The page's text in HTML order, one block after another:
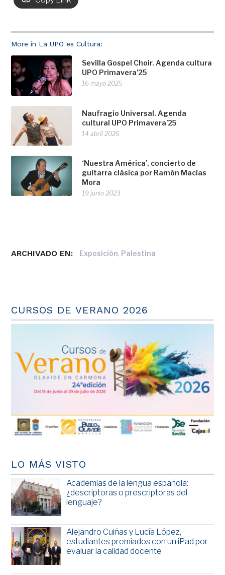
More in La UPO es Cultura:
Sevilla Gospel Choir. Agenda cultura
UPO Primavera’25
16 mayo 2025
Naufragio Universal. Agenda
cultural UPO Primavera’25
14 abril 2025
‘Nuestra América’, concierto de
guitarra clásica por Ramón Macías
Mora
19 junio 2023
ARCHIVADO EN: Exposición, Palestina
CURSOS DE VERANO 2026
LO MÁS VISTO
Academias de la lengua española:
¿descriptoras o prescriptoras del
lenguaje?
Alejandro Cuiñas y Lucía López,
estudiantes premiados con un iPad por
evaluar la calidad docente